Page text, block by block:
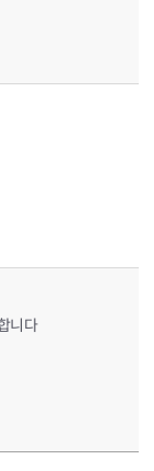
합니다